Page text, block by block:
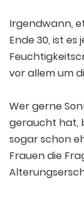
Irgendwann,
Ende 30, ist
vor allem um
Wer gerne
geraucht hat,
sogar schon
Frauen die